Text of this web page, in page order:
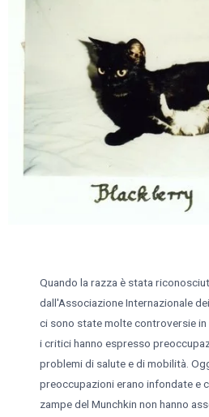
Quando la razza è stata
dall'Associazione Internazionale
ci sono state molte controversie
i critici hanno espresso
problemi di salute e di mobilità.
preoccupazioni erano infondate e
zampe del Munchkin non hanno